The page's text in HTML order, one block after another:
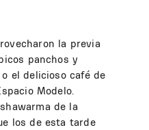
la previa
panchos y
el delicioso café de
Modelo.
de la
los de esta tarde